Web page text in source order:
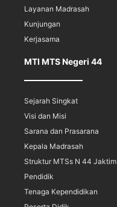
Layanan Madrasah
Kunjungan
Kerjasama
MTI MTS Negeri 44
Sejarah Singkat
Visi dan Misi
Sarana dan Prasarana
Kepala Madrasah
Struktur MTSs N 44 Jaktim
Pendidik
Tenaga Kependidikan